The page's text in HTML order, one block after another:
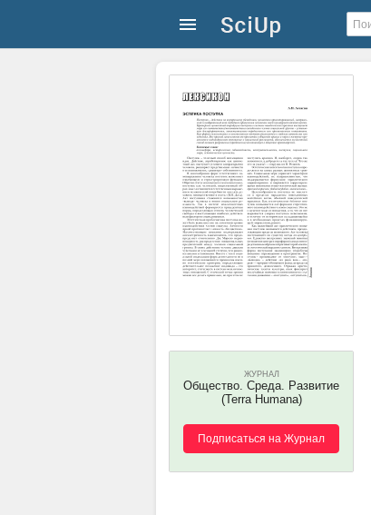
ЖУРНАЛ
Общество. Среда. Развитие
(Terra Humana)
Подписаться на Журнал